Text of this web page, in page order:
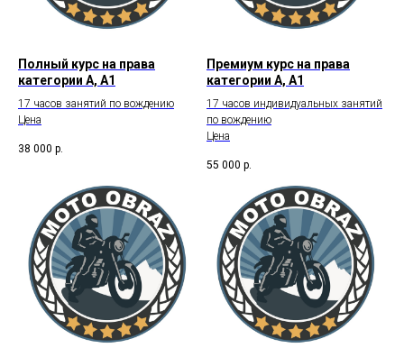
Полный курс на права
категории А, А1
17 часов занятий по вождению
Цена
38 000 р.
Премиум курс на права
категории А, А1
17 часов индивидуальных занятий
по вождению
Цена
55 000 р.